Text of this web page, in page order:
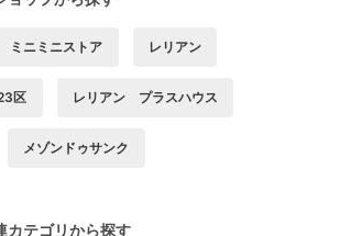
ミニミニストア レリアン
区 レリアン プラスハウス
メゾンドゥサンク
カテゴリから探す